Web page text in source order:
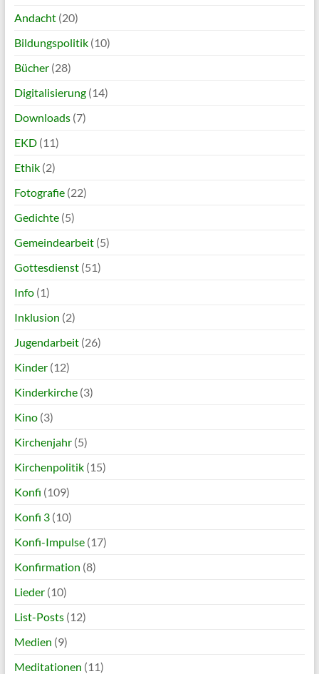
Andacht(20)
Bildungspolitik(10)
Bücher(28)
Digitalisierung(14)
Downloads(7)
EKD(11)
Ethik(2)
Fotografie(22)
Gedichte(5)
Gemeindearbeit(5)
Gottesdienst(51)
Info(1)
Inklusion (2)
Jugendarbeit(26)
Kinder(12)
Kinderkirche(3)
Kino(3)
Kirchenjahr(5)
Kirchenpolitik(15)
Konfi (109)
Konfi 3(10)
Konfi-Impulse(17)
Konfirmation (8)
Lieder(10)
List-Posts(12)
Medien (9)
Meditationen (11)